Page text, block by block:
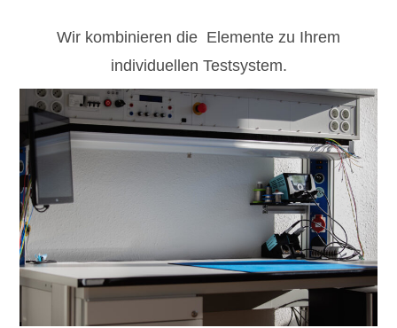
Wir kombinieren die Elemente zu Ihrem
individuellen Testsystem.